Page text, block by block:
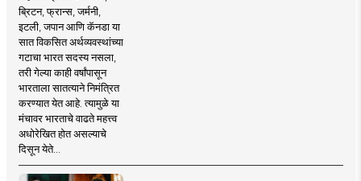
ब्रिटन, फ्रान्स, जर्मनी,
इटली, जपान आणि कॅनडा या
सात विकसित अर्थव्यवस्थांच्या
गटाचा भारत सदस्य नसला,
तरी गेल्या काही वर्षांपासून
भारताला सातत्याने निमंत्रित
करण्यात येत आहे. त्यामुळे या
मंचावर भारताचे वाढते महत्त्व
अधोरेखित होत असल्याचे
दिसून येते...